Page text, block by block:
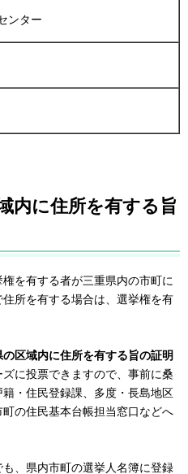
ンター
内に住所を有する旨
を有する者が三重県内の市町に
所を有する場合は、選挙権を有
の区域内に住所を有する旨の証明
に投票できますので、事前に桑
・住民登録課、多度・長島地区
の住民基本台帳担当窓口などへ
、県内市町の選挙人名簿に登録